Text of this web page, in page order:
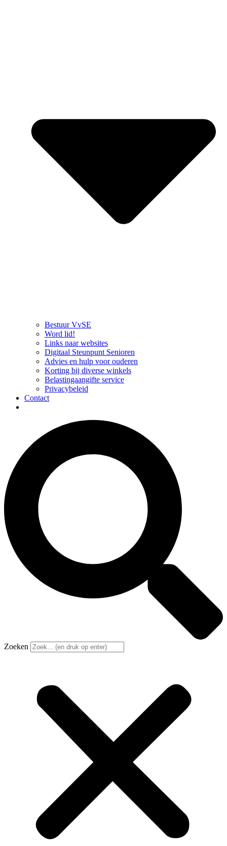
Bestuur VvSE
Word lid!
Links naar websites
Digitaal Steunpunt Senioren
Advies en hulp voor ouderen
Korting bij diverse winkels
Belastingaangifte service
Privacybeleid
Contact
Zoeken